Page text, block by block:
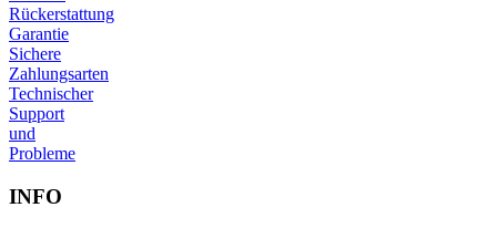
Rückerstattung
Garantie
Sichere
Zahlungsarten
Technischer
Support
und
Probleme
INFO